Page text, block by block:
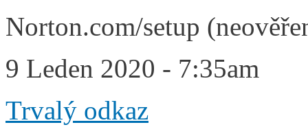
Norton.com/setup
9 Leden 2020 - 7:35am
Trvalý odkaz